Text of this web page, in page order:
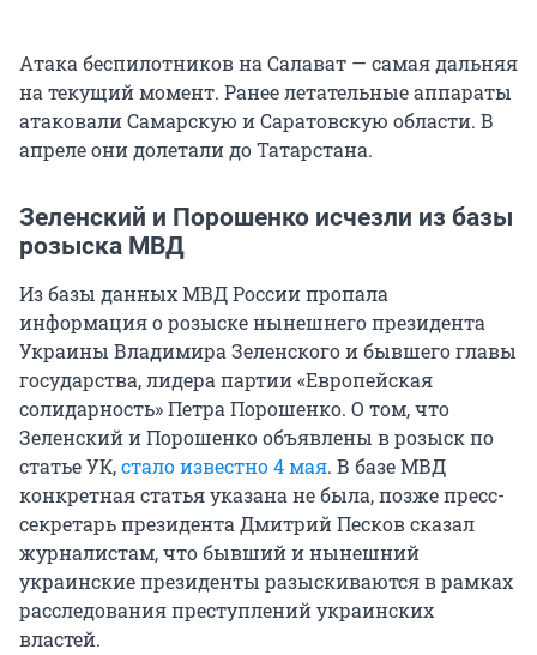
Атака беспилотников на Салават — самая дальняя
на текущий момент. Ранее летательные аппараты
атаковали Самарскую и Саратовскую области. В
апреле они долетали до Татарстана.
Зеленский и Порошенко исчезли из базы
розыска МВД
Из базы данных МВД России пропала
информация о розыске нынешнего президента
Украины Владимира Зеленского и бывшего главы
государства, лидера партии «Европейская
солидарность» Петра Порошенко. О том, что
Зеленский и Порошенко объявлены в розыск по
статье УК,стало известно 4 мая. В базе МВД
конкретная статья указана не была, позже пресс-
секретарь президента Дмитрий Песков сказал
журналистам, что бывший и нынешний
украинские президенты разыскиваются в рамках
расследования преступлений украинских
властей.